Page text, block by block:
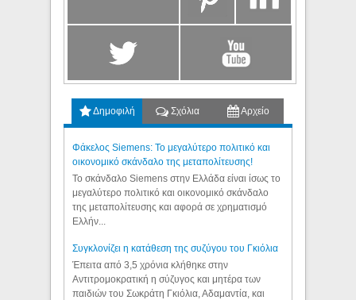
Δημοφιλή Σχόλια Αρχείο
Φάκελος Siemens: Το μεγαλύτερο πολιτικό και
οικονομικό σκάνδαλο της μεταπολίτευσης!
Το σκάνδαλο Siemens στην Ελλάδα είναι ίσως το
μεγαλύτερο πολιτικό και οικονομικό σκάνδαλο
της μεταπολίτευσης και αφορά σε χρηματισμό
Ελλήν...
Συγκλονίζει η κατάθεση της συζύγου του Γκιόλια
Έπειτα από 3,5 χρόνια κλήθηκε στην
Αντιτρομοκρατική η σύζυγος και μητέρα των
παιδιών του Σωκράτη Γκιόλια, Αδαμαντία, και